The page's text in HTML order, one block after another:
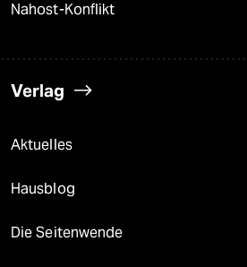
Nahost-Konflikt
Verlag
Aktuelles
Hausblog
Die Seitenwende